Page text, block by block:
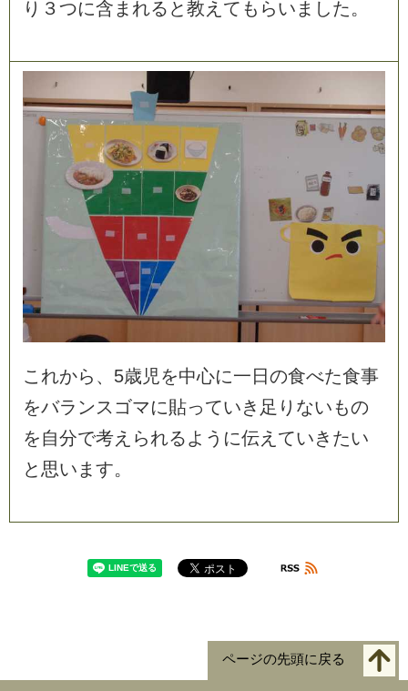
り ３つに含 ま れる と教え て も らい ま した。
こ れから 、 5歳児を中心に一 日 の食べた食事
をバラ ンス ゴマに貼っていき 足 り ないもの
を自分で考え られる よ う に伝え ていき たい
と 思い ま す。
ページの先頭に戻る